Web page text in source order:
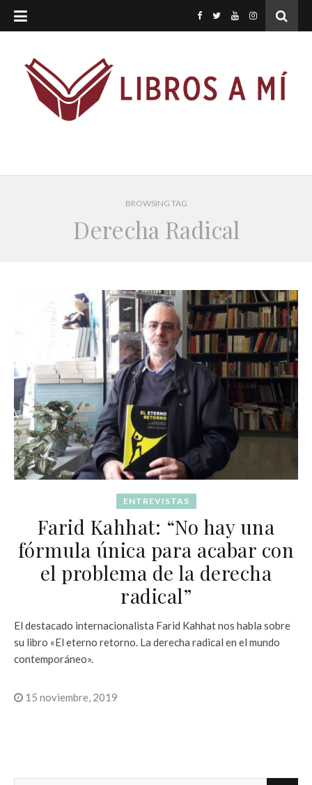
BROWSING TAG
Derecha Radical
ENTREVISTAS
Farid Kahhat: “No hay una
fórmula única para acabar con
el problema de la derecha
radical”
El destacado internacionalista Farid Kahhat nos habla sobre
su libro «El eterno retorno. La derecha radical en el mundo
contemporáneo».
15 noviembre, 2019